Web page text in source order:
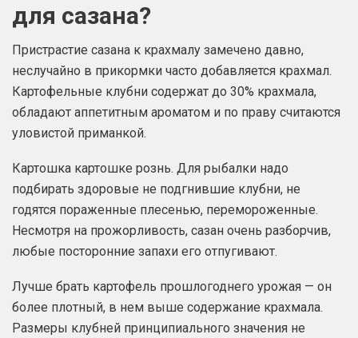
для сазана?
Пристрастие сазана к крахмалу замечено давно,
неслучайно в прикормки часто добавляется крахмал.
Картофельные клубни содержат до 30% крахмала,
обладают аппетитным ароматом и по праву считаются
уловистой приманкой.
Картошка картошке рознь. Для рыбалки надо
подбирать здоровые не подгнившие клубни, не
годятся пораженные плесенью, перемороженные.
Несмотря на прожорливость, сазан очень разборчив,
любые посторонние запахи его отпугивают.
Лучше брать картофель прошлогоднего урожая — он
более плотный, в нем выше содержание крахмала.
Размеры клубней принципиального значения не